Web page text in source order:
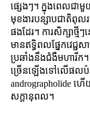
ផ្សេងៗ។ ក្នុងពេលជាមួ
មុខងារបន្សាបជាតិពុល
ផងដែរ។ ការសិក្សាថ្មីៗ
មានឥទ្ធិពលផ្នែកវេជ្ជ
ប្រឆាំងនឹងជំងឺមហារីក
ច្រើនឡើងទៅលើផលប៉ះ
andrographolide ហ
សក្តានុពល។